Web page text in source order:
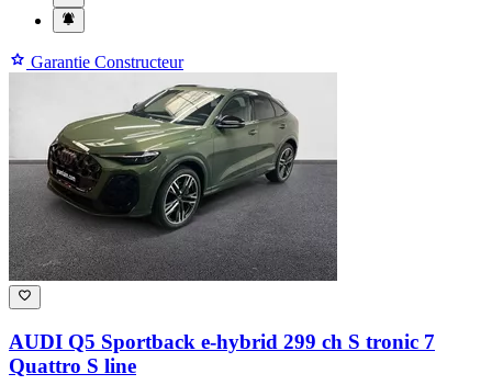
Garantie Constructeur
AUDI Q5 Sportback e-hybrid 299 ch S tronic 7
Quattro S line